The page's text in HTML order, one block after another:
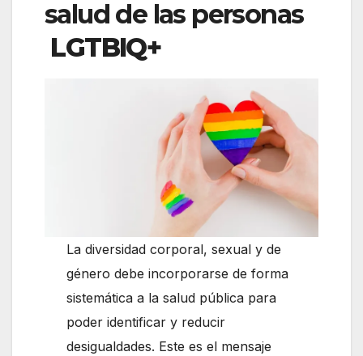
salud de las personas
LGTBIQ+
La diversidad corporal, sexual y de
género debe incorporarse de forma
sistemática a la salud pública para
poder identificar y reducir
desigualdades. Este es el mensaje